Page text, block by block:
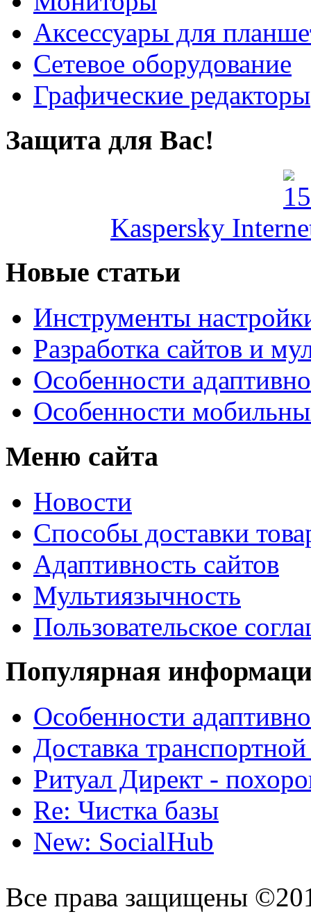
Аксессуары для
Сетевое оборудование
Графические редакторы
Защита для Вас!
Kaspersky
Новые статьи
Инструменты
Разработка сайтов и
Особенности
Особенности
Меню сайта
Новости
Способы доставки
Адаптивность сайтов
Мультиязычность
Пользовательское
Популярная
Особенности
Доставка
Ритуал Директ -
Re: Чистка базы
New: SocialHub
Все права защищены